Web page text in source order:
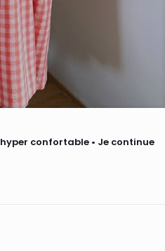
hyper confortable • Je continue